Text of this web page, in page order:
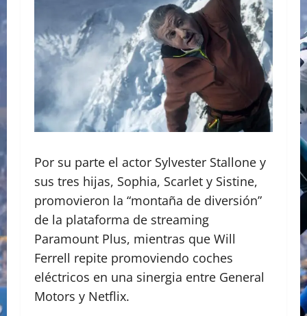
Por su parte el actor Sylvester Stallone y
sus tres hijas, Sophia, Scarlet y Sistine,
promovieron la “montaña de diversión”
de la plataforma de streaming
Paramount Plus, mientras que Will
Ferrell repite promoviendo coches
eléctricos en una sinergia entre General
Motors y Netflix.